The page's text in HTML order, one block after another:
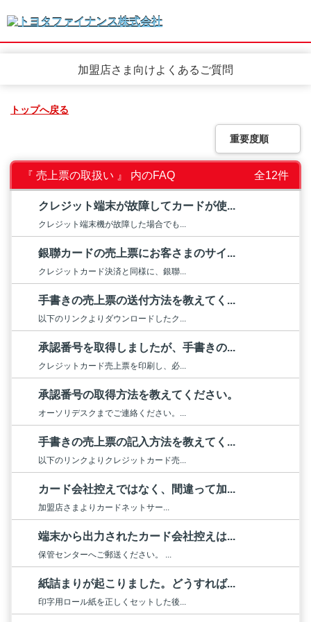
加盟店さま向けよくあるご質問
トップへ戻る
重要度順
『 売上票の取扱い 』 内のFAQ 全12件
クレジット端末が故障してカードが使...
クレジット端末機が故障した場合でも...
銀聯カードの売上票にお客さまのサイ...
クレジットカード決済と同様に、銀聯...
手書きの売上票の送付方法を教えてく...
以下のリンクよりダウンロードしたク...
承認番号を取得しましたが、手書きの...
クレジットカード売上票を印刷し、必...
承認番号の取得方法を教えてください。
オーソリデスクまでご連絡ください。...
手書きの売上票の記入方法を教えてく...
以下のリンクよりクレジットカード売...
カード会社控えではなく、間違って加...
加盟店さまよりカードネットサー...
端末から出力されたカード会社控えは...
保管センターへご郵送ください。 ...
紙詰まりが起こりました。どうすれば...
印字用ロール紙を正しくセットした後...